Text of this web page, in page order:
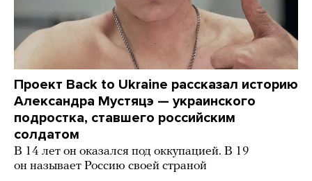
Проект Back to Ukraine рассказал историю
Александра Мустяцэ — украинского
подростка, ставшего российским
солдатом
В 14 лет он оказался под оккупацией. В 19
он называет Россию своей страной